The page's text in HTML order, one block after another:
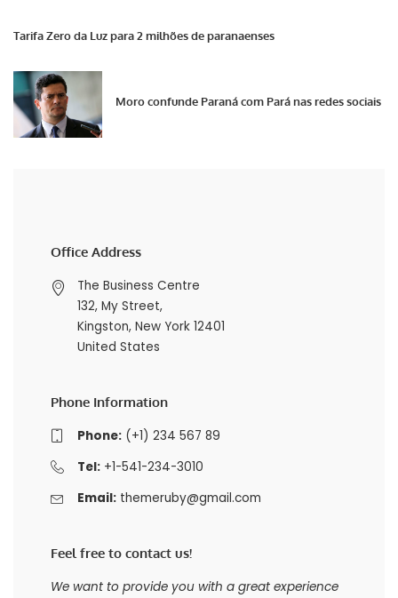
Tarifa Zero da Luz para 2 milhões de paranaenses
Moro confunde Paraná com Pará nas redes sociais
Office Address
The Business Centre
132, My Street,
Kingston, New York 12401
United States
Phone Information
Phone:(+1) 234 567 89
Tel:+1-541-234-3010
Email: themeruby@gmail.com
Feel free to contact us!
We want to provide you with a great experience